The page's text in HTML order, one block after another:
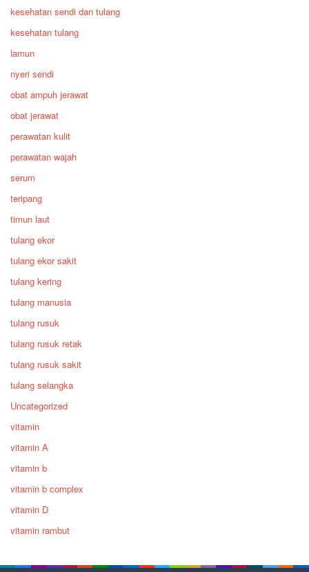
kesehatan sendi dan tulang
kesehatan tulang
lamun
nyeri sendi
obat ampuh jerawat
obat jerawat
perawatan kulit
perawatan wajah
serum
teripang
timun laut
tulang ekor
tulang ekor sakit
tulang kering
tulang manusia
tulang rusuk
tulang rusuk retak
tulang rusuk sakit
tulang selangka
Uncategorized
vitamin
vitamin A
vitamin b
vitamin b complex
vitamin D
vitamin rambut